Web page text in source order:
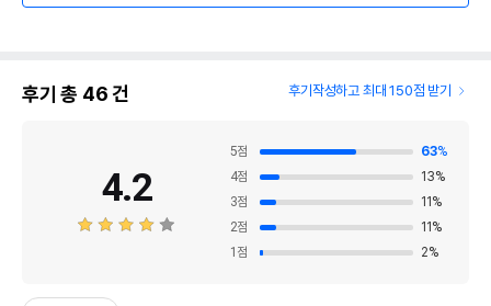
후기 총 46건 후기작성하고 최대 150점 받기
4.2
5점 63%
4점 13%
3점 11 %
2점 11 %
1 점 2%